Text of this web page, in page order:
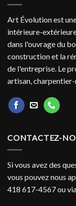
Art Évolution est
intérieure-
dans l'ouvrage du
construction et la
de l'entreprise. Le
artisan,
CONTACTEZ-
Si vous avez des
vous pouvez nous
418 617-4567 ou